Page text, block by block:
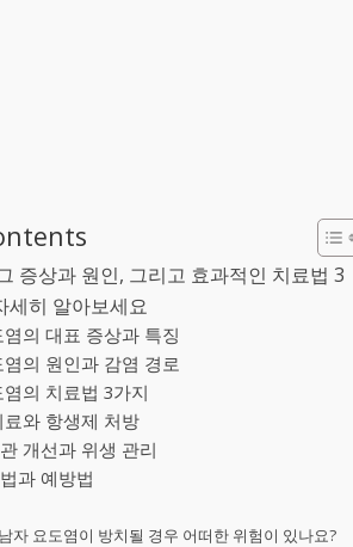
증상과 원인, 그리고 효과적인 치료법 3
세히 알아보세요
의 대표 증상과 특징
의 원인과 감염 경로
의 치료법 3가지
료와 항생제 처방
개선과 위생 관리
과 예방법
자 요도염이 방치될 경우 어떠한 위험이 있나요?